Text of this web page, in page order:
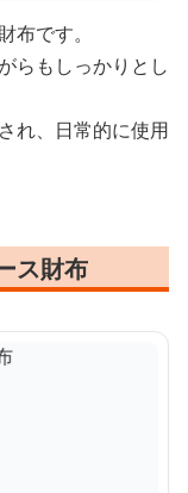
布です。
らもしっかりとし
れ、日常的に使用
ス財布